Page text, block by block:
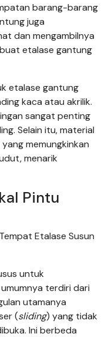
barang-barang
juga
dan mengambilnya
etalase gantung
etalase gantung
kaca atau akrilik.
sangat penting
Selain itu, material
memungkinkan
menarik
Pintu
Etalase Susun
untuk
terdiri dari
utamanya
(sliding) yang tidak
Ini berbeda